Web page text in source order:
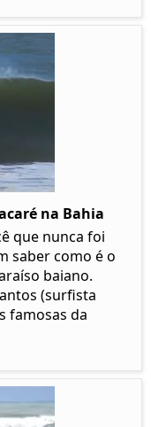
na Bahia
que nunca foi
saber como é o
baiano.
(surfista
famosas da